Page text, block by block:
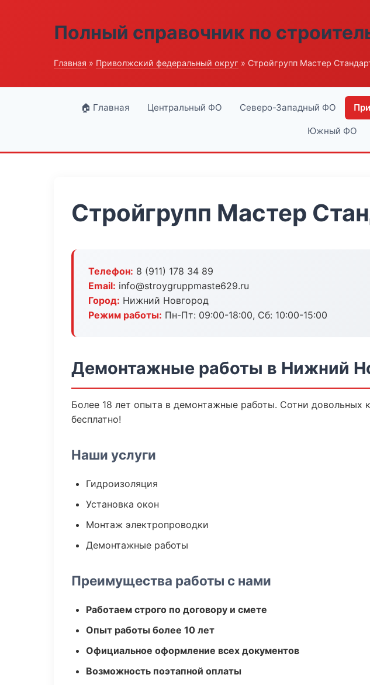
Полный справочник по
Главная » Приволжский федеральный округ » Стройгрупп Мастер
🏠 Главная Центральный ФО Северо-Западный ФО
Южный ФО
Стройгрупп Мастер
Телефон: 8 (911) 178 34 89
Email: info@stroygruppmaste629.ru
Город: Нижний Новгород
Режим работы: Пн-Пт: 09:00-18:00, Сб: 10:00-15:00
Демонтажные работы в Нижний
Более 18 лет опыта в демонтажные работы. Сотни довольных
бесплатно!
Наши услуги
Гидроизоляция
Установка окон
Монтаж электропроводки
Демонтажные работы
Преимущества работы с нами
Работаем строго по договору и смете
Опыт работы более 10 лет
Официальное оформление всех документов
Возможность поэтапной оплаты